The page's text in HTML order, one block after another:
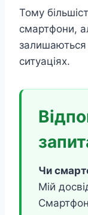
Тому
смартфони,
ситуаціях.
Чи
Мій